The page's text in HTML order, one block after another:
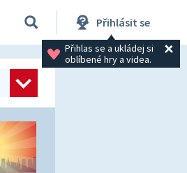
Přihlásit se
Přihlas se a ukládej si
oblíbené hry a videa.